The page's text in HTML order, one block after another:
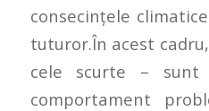
consecințele
tuturor.În acest
cele scurte – sunt
comportament